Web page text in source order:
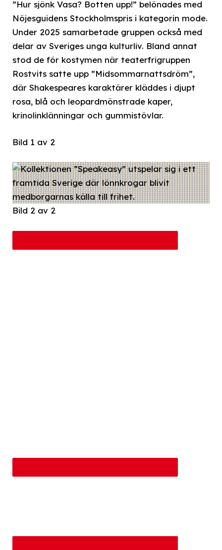
”Hur sjönk Vasa? Botten upp!” belönades med
Nöjesguidens Stockholmspris i kategorin mode.
Under 2025 samarbetade gruppen också med
delar av Sveriges unga kulturliv. Bland annat
stod de för kostymen när teaterfrigruppen
Rostvits satte upp ”Midsommarnattsdröm”,
där Shakespeares karaktärer kläddes i djupt
rosa, blå och leopardmönstrade kaper,
krinolinklänningar och gummistövlar.
Bild 1 av 2
Bild 2 av 2